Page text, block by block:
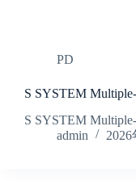
PD
S SYSTEM
S SYSTEM
admin
2026